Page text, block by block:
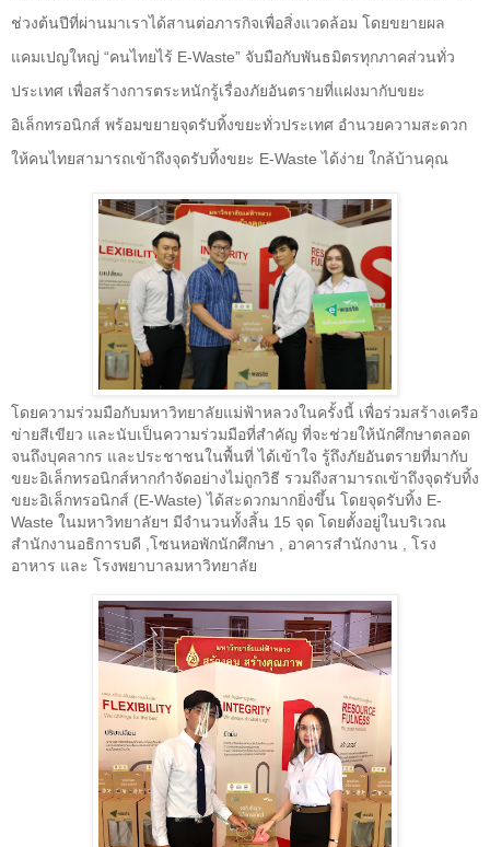
ช่วงต้นปีที่ผ่านมาเราได้สานต่อภารกิจเพื่อสิ่งแวดล้อม โดยขยายผล
แคมเปญใหญ่ “คนไทยไร้ E-Waste” จับมือกับพันธมิตรทุกภาคส่วนทั่ว
ประเทศ เพื่อสร้างการตระหนักรู้เรื่องภัยอันตรายที่แฝงมากับขยะ
อิเล็กทรอนิกส์ พร้อมขยายจุดรับทิ้งขยะทั่วประเทศ อำนวยความสะดวก
ให้คนไทยสามารถเข้าถึงจุดรับทิ้งขยะ E-Wasteได้ง่าย ใกล้บ้านคุณ
โดยความร่วมมือกับมหาวิทยาลัยแม่ฟ้าหลวงในครั้งนี้ เพื่อร่วมสร้างเครือ
ข่ายสีเขียว และนับเป็นความร่วมมือที่สำคัญ ที่จะช่วยให้นักศึกษาตลอด
จนถึงบุคลากร และประชาชนในพื้นที่ ได้เข้าใจ รู้ถึงภัยอันตรายที่มากับ
ขยะอิเล็กทรอนิกส์หากกำจัดอย่างไม่ถูกวิธี รวมถึงสามารถเข้าถึงจุดรับทิ้ง
ขยะอิเล็กทรอนิกส์ (E-Waste)ได้สะดวกมากยิ่งขึ้น โดยจุดรับทิ้ง E-
Waste ในมหาวิทยาลัยฯ มีจำนวนทั้งสิ้น 15 จุด โดยตั้งอยู่ในบริเวณ
สำนักงานอธิการบดี ,โซนหอพักนักศึกษา , อาคารสำนักงาน , โรง
อาหาร และ โรงพยาบาลมหาวิทยาลัย